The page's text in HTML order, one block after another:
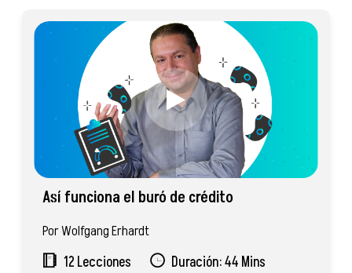
Así funciona el buró de crédito
Por Wolfgang Erhardt
12 Lecciones
Duración: 44 Mins